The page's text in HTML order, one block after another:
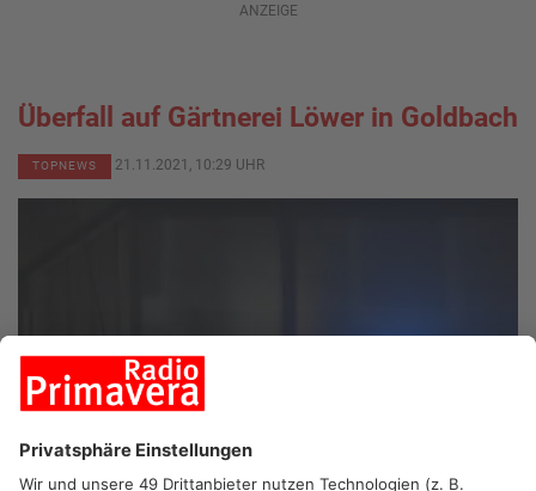
ANZEIGE
Überfall auf Gärtnerei Löwer in Goldbach
TOPNEWS 21.11.2021, 10:29 UHR